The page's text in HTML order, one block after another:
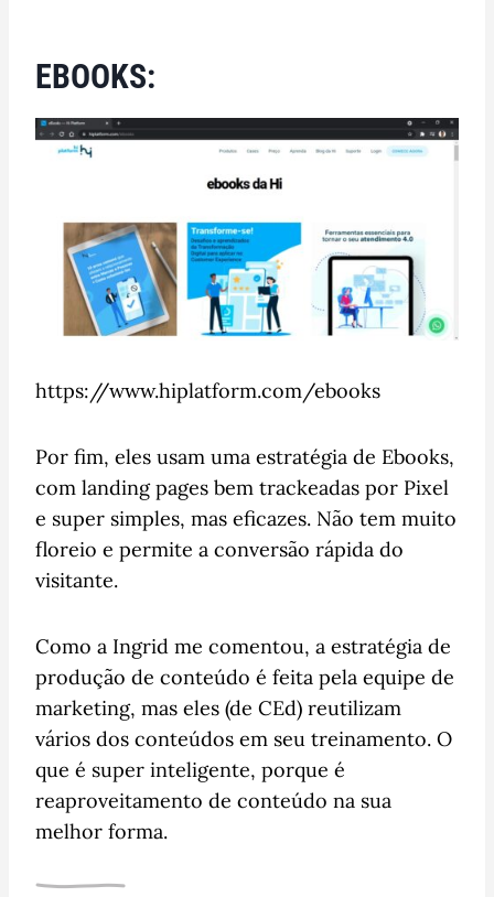
EBOOKS:
https://www.hiplatform.com/ebooks
Por fim, eles usam uma estratégia de Ebooks,
com landing pages bem trackeadas por Pixel
e super simples, mas eficazes. Não tem muito
floreio e permite a conversão rápida do
visitante.
Como a Ingrid me comentou, a estratégia de
produção de conteúdo é feita pela equipe de
marketing, mas eles (de CEd) reutilizam
vários dos conteúdos em seu treinamento. O
que é super inteligente, porque é
reaproveitamento de conteúdo na sua
melhor forma.